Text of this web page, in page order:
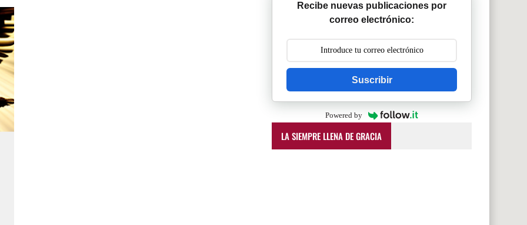
Recibe nuevas publicaciones por
correo electrónico:
Suscribir
Powered by
LA SIEMPRE LLENA DE GRACIA